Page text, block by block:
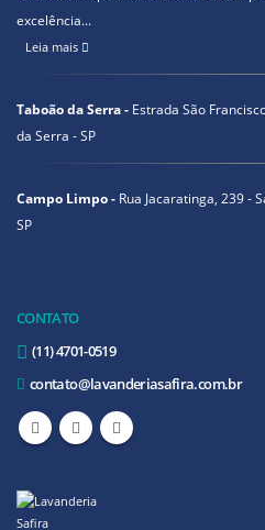
excelência...
Leia mais
Taboão da Serra - Estrada São
da Serra - SP
Campo Limpo - Rua Jacaratinga, 239 -
SP
CONTATO
(11) 4701-0519
contato@lavanderiasafira.com.br